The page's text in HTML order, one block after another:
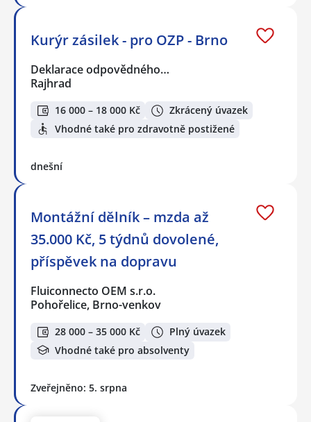
Kurýr zásilek - pro OZP - Brno
Deklarace odpovědného…
Rajhrad
16 000 – 18 000 Kč
Zkrácený úvazek
Vhodné také pro zdravotně postižené
dnešní
Montážní dělník – mzda až
35.000 Kč, 5 týdnů dovolené,
příspěvek na dopravu
Fluiconnecto OEM s.r.o.
Pohořelice, Brno-venkov
28 000 – 35 000 Kč
Plný úvazek
Vhodné také pro absolventy
Zveřejněno: 5. srpna